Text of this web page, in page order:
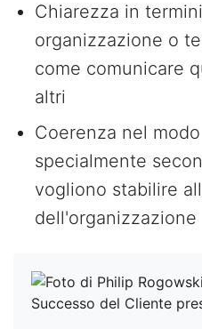
Chiarezza in
organizzazione o
come comunicare
altri
Coerenza nel
specialmente
vogliono stabilire
dell'organizzazione